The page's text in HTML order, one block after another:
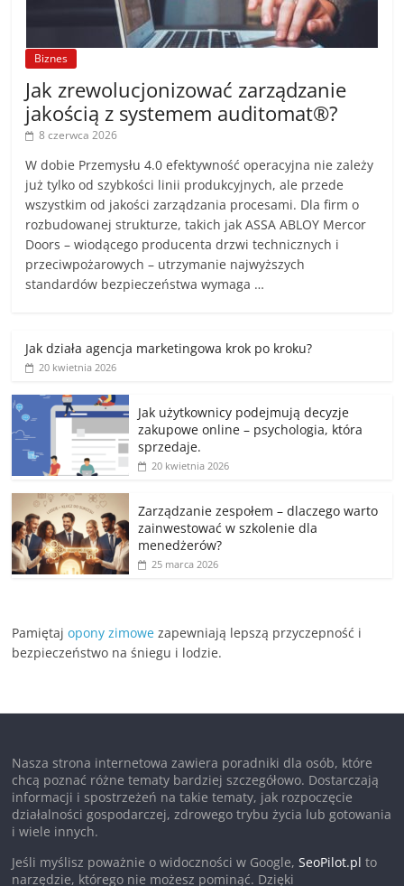
Biznes
Jak zrewolucjonizować zarządzanie
jakością z systemem auditomat®?
8 czerwca 2026
W dobie Przemysłu 4.0 efektywność operacyjna nie zależy
już tylko od szybkości linii produkcyjnych, ale przede
wszystkim od jakości zarządzania procesami. Dla firm o
rozbudowanej strukturze, takich jak ASSA ABLOY Mercor
Doors – wiodącego producenta drzwi technicznych i
przeciwpożarowych – utrzymanie najwyższych
standardów bezpieczeństwa wymaga …
Jak działa agencja marketingowa krok po kroku?
20 kwietnia 2026
Jak użytkownicy podejmują decyzje
zakupowe online – psychologia, która
sprzedaje.
20 kwietnia 2026
Zarządzanie zespołem – dlaczego warto
zainwestować w szkolenie dla
menedżerów?
25 marca 2026
Pamiętajopony zimowe zapewniają lepszą przyczepność i
bezpieczeństwo na śniegu i lodzie.
Nasza strona internetowa zawiera poradniki dla osób, które
chcą poznać różne tematy bardziej szczegółowo. Dostarczają
informacji i spostrzeżeń na takie tematy, jak rozpoczęcie
działalności gospodarczej, zdrowego trybu życia lub gotowania
i wiele innych.
Jeśli myślisz poważnie o widoczności w Google,SeoPilot.pl to
narzędzie, którego nie możesz pominąć. Dzięki